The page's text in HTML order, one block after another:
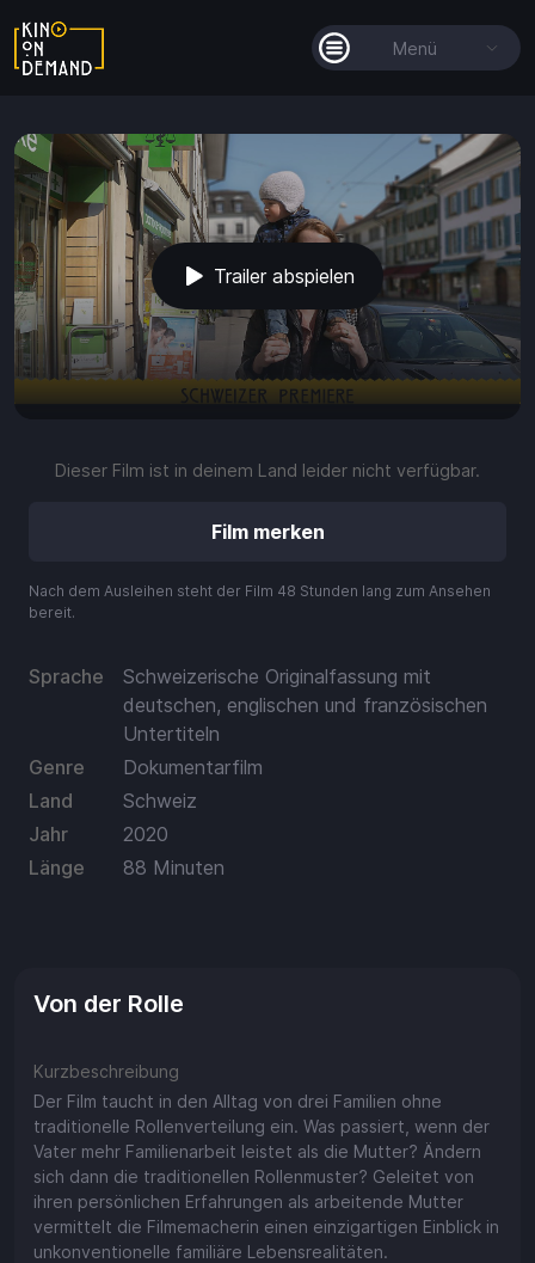
Menü
Alle Filme
Filmkollektionen
So funktioniert's
Guthaben
Einlösen
play_arrow 0:00 / 1:30 volume_up fullscreen more_vert
Trailer abspielen
Dieser Film ist in deinem Land leider nicht verfügbar.
Nach dem Ausleihen steht der Film 48 Stunden lang zum Ansehen
bereit.
Sprache
Schweizerische Originalfassung mit
deutschen, englischen und französischen
Untertiteln
Genre
Dokumentarfilm
Land
Schweiz
Jahr
2020
Länge
88 Minuten
Von der Rolle
Kurzbeschreibung
Der Film taucht in den Alltag von drei Familien ohne
traditionelle Rollenverteilung ein. Was passiert, wenn der
Vater mehr Familienarbeit leistet als die Mutter? Ändern
sich dann die traditionellen Rollenmuster? Geleitet von
ihren persönlichen Erfahrungen als arbeitende Mutter
vermittelt die Filmemacherin einen einzigartigen Einblick in
unkonventionelle familiäre Lebensrealitäten.